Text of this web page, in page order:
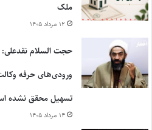
ملک
۱۲ مرداد ۱۴۰۵
حجت السلام
ورودی‌های حرفه
تسهیل محقق نشده
۱۴ مرداد ۱۴۰۵